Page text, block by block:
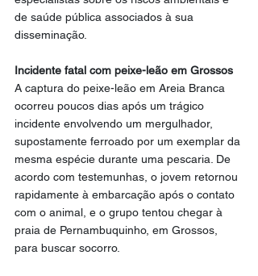
de saúde pública associados à sua
disseminação.
Incidente fatal com peixe-leão em Grossos
A captura do peixe-leão em Areia Branca
ocorreu poucos dias após um trágico
incidente envolvendo um mergulhador,
supostamente ferroado por um exemplar da
mesma espécie durante uma pescaria. De
acordo com testemunhas, o jovem retornou
rapidamente à embarcação após o contato
com o animal, e o grupo tentou chegar à
praia de Pernambuquinho, em Grossos,
para buscar socorro.